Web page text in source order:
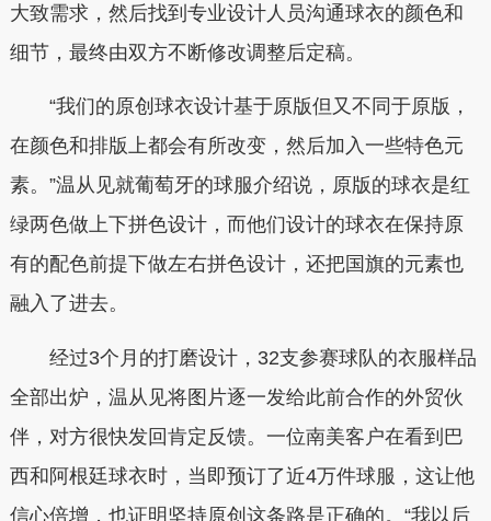
大致需求，然后找到专业设计人员沟通球衣的颜色和
细节，最终由双方不断修改调整后定稿。
“我们的原创球衣设计基于原版但又不同于原版，
在颜色和排版上都会有所改变，然后加入一些特色元
素。”温从见就葡萄牙的球服介绍说，原版的球衣是红
绿两色做上下拼色设计，而他们设计的球衣在保持原
有的配色前提下做左右拼色设计，还把国旗的元素也
融入了进去。
经过3个月的打磨设计，32支参赛球队的衣服样品
全部出炉，温从见将图片逐一发给此前合作的外贸伙
伴，对方很快发回肯定反馈。一位南美客户在看到巴
西和阿根廷球衣时，当即预订了近4万件球服，这让他
信心倍增，也证明坚持原创这条路是正确的。“我以后